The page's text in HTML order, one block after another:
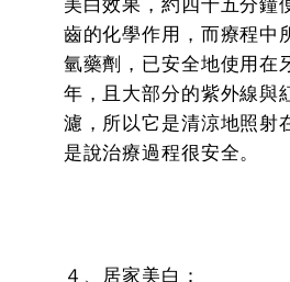
美白效果，約四十五分鐘
齒的化學作用，而療程中
氫藥劑，已安全地使用在
年，且大部分的紫外線與
濾，所以它是清涼地照射
是說治療過程很安全。
４、居家美白：